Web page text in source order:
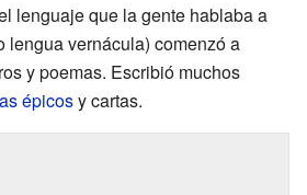
lenguaje que la gente hablaba a
lengua vernácula) comenzó a
y poemas. Escribió muchos
épicosy cartas.